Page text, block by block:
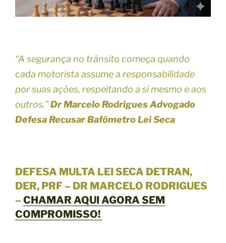
“A segurança no trânsito começa quando
cada motorista assume a responsabilidade
por suas ações, respeitando a si mesmo e aos
outros.”Dr Marcelo Rodrigues Advogado
Defesa Recusar Bafômetro Lei Seca
DEFESA MULTA LEI SECA DETRAN,
DER, PRF – DR MARCELO RODRIGUES
– CHAMAR AQUI AGORA SEM
COMPROMISSO!